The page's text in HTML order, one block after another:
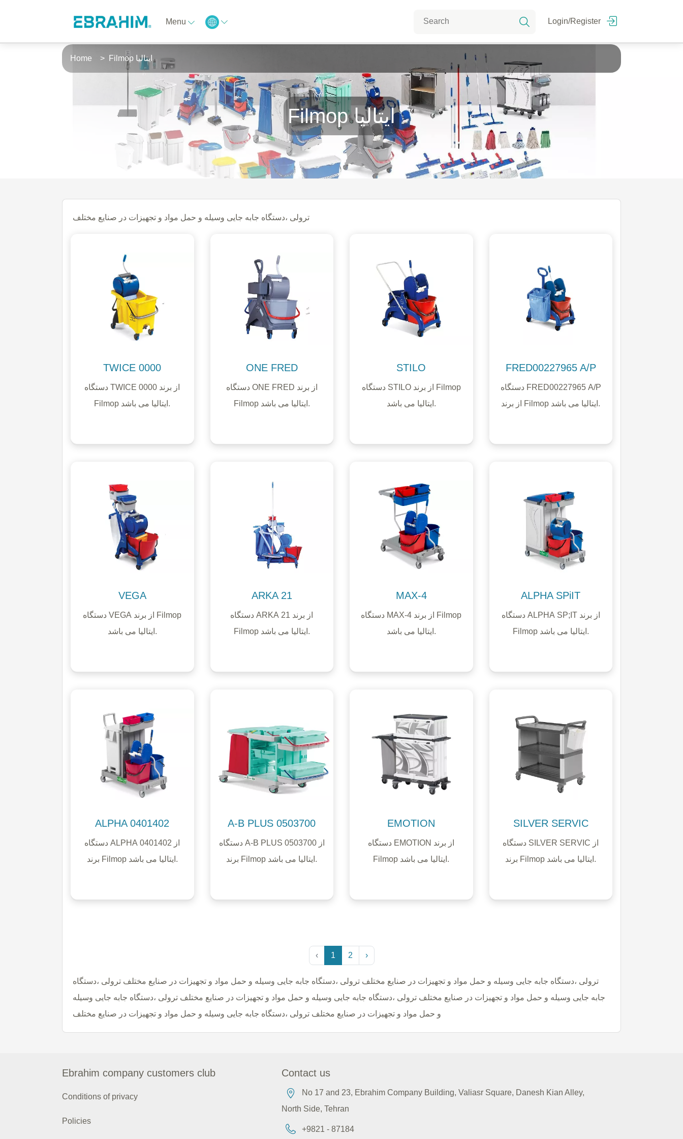
Menu Login/Register
Home Filmop ایتالیا
Filmop ایتالیا
ترولی ،دستگاه جابه جایی وسیله و حمل مواد و تجهیزات در صنایع مختلف
TWICE 0000
دستگاه TWICE 0000 از برند
Filmop ایتالیا می باشد.
ONE FRED
دستگاه ONE FRED از برند
Filmop ایتالیا می باشد.
STILO
دستگاه STILO از برند Filmop
ایتالیا می باشد.
FRED00227965 A/P
دستگاه FRED00227965 A/P
از برند Filmop ایتالیا می باشد.
VEGA
دستگاه VEGA از برند Filmop
ایتالیا می باشد.
ARKA 21
دستگاه ARKA 21 از برند
Filmop ایتالیا می باشد.
MAX-4
دستگاه MAX-4 از برند Filmop
ایتالیا می باشد.
ALPHA SPiIT
دستگاه ALPHA SP;IT از برند
Filmop ایتالیا می باشد.
ALPHA 0401402
دستگاه ALPHA 0401402 از
برند Filmop ایتالیا می باشد.
A-B PLUS 0503700
دستگاه A-B PLUS 0503700 از
برند Filmop ایتالیا می باشد.
EMOTION
دستگاه EMOTION از برند
Filmop ایتالیا می باشد.
SILVER SERVIC
دستگاه SILVER SERVIC از
برند Filmop ایتالیا می باشد.
‹ 1 2 ›
ترولی ،دستگاه جابه جایی وسیله و حمل مواد و تجهیزات در صنایع مختلف ترولی ،دستگاه جابه جایی وسیله و حمل مواد و تجهیزات در صنایع مختلف ترولی ،دستگاه
جابه جایی وسیله و حمل مواد و تجهیزات در صنایع مختلف ترولی ،دستگاه جابه جایی وسیله و حمل مواد و تجهیزات در صنایع مختلف ترولی ،دستگاه جابه جایی وسیله
و حمل مواد و تجهیزات در صنایع مختلف ترولی ،دستگاه جابه جایی وسیله و حمل مواد و تجهیزات در صنایع مختلف
Ebrahim company customers club
Conditions of privacy
Policies
Contact us
No 17 and 23, Ebrahim Company Building, Valiasr Square, Danesh Kian Alley,
North Side, Tehran
+9821 - 87184